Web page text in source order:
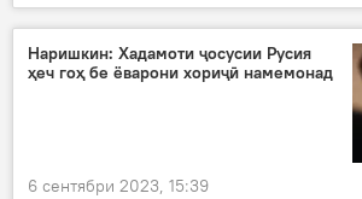
амалиёти вижа
Украина
ФСБ
боздошт
Русия Видео
Наришкин: Хадамоти ҷосусии Русия
ҳеч гоҳ бе ёварони хориҷӣ намемонад
6 сентябри 2023, 15:39